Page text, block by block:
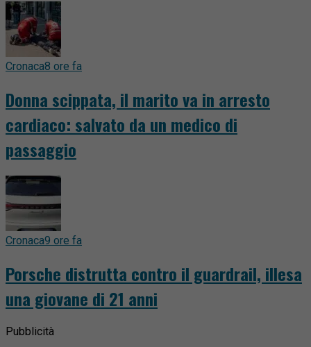
Cronaca8 ore fa
Donna scippata, il marito va in arresto
cardiaco: salvato da un medico di
passaggio
Cronaca9 ore fa
Porsche distrutta contro il guardrail, illesa
una giovane di 21 anni
Pubblicità